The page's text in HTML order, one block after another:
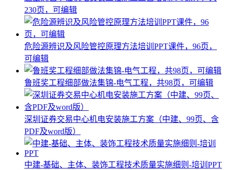
230页，可编辑
危险源辨识及风险管控原理方法培训PPT课件，96页，
可编辑
鲁班奖工程细部做法集锦-电气工程，共98页，可编辑
深圳证券交易中心机电安装施工方案（中建、99页、含
PDF及word版）
中建-基础、主体、装饰工程技术质量实施细则-培训PPT